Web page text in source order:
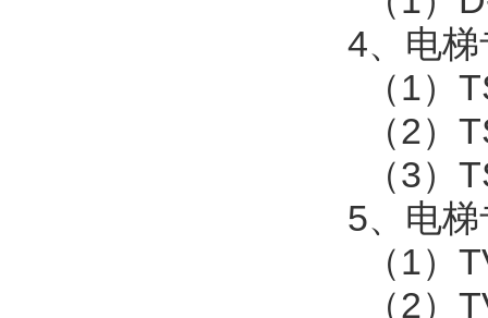
4、电
（1）
（2）
（3）
5、电
（1）
（2）